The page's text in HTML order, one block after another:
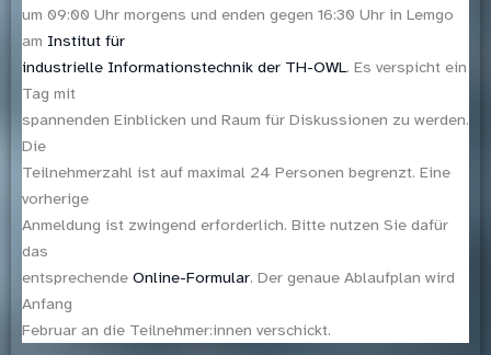
um 09:00 Uhr morgens und enden gegen 16:30 Uhr in Lemgo
am Institut für
industrielle Informationstechnik der TH-OWL. Es verspicht ein
Tag mit
spannenden Einblicken und Raum für Diskussionen zu werden.
Die
Teilnehmerzahl ist auf maximal 24 Personen begrenzt. Eine
vorherige
Anmeldung ist zwingend erforderlich. Bitte nutzen Sie dafür
das
entsprechende Online-Formular. Der genaue Ablaufplan wird
Anfang
Februar an die Teilnehmer:innen verschickt.